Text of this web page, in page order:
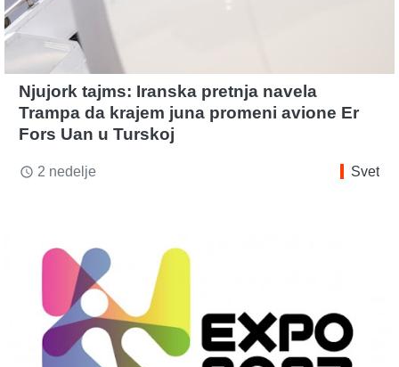
Njujork tajms: Iranska pretnja navela
Trampa da krajem juna promeni avione Er
Fors Uan u Turskoj
access_time 2 nedelje Svet